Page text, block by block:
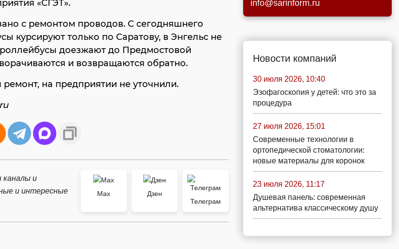
«СГЭТ».
с ремонтом проводов. С сегодняшнего
курсируют только по Саратову, в Энгельс не
доезжают до Предмостовой
и возвращаются обратно.
ремонт, на предприятии не уточнили.
каналы и
и интересные
Max
Дзен
Телеграм
info@sarinform.ru
Новости компаний
30 июля 2026, 10:40
Эзофагоскопия у детей: что это за
процедура
27 июля 2026, 15:01
Современные технологии в
ортопедической стоматологии:
новые материалы для коронок
23 июля 2026, 11:17
Душевая панель: современная
альтернатива классическому душу